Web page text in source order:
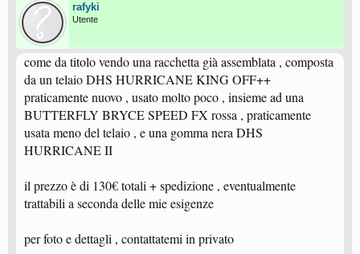
rafyki
Utente
come da titolo vendo una racchetta già assemblata , composta
da un telaio DHS HURRICANE KING OFF++
praticamente nuovo , usato molto poco , insieme ad una
BUTTERFLY BRYCE SPEED FX rossa , praticamente
usata meno del telaio , e una gomma nera DHS
HURRICANE II
il prezzo è di 130€ totali + spedizione , eventualmente
trattabili a seconda delle mie esigenze
per foto e dettagli , contattatemi in privato